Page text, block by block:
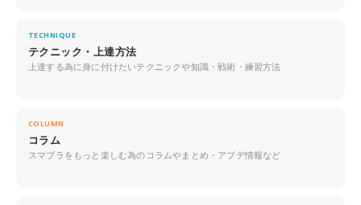
TECHNIQUE
テクニック・上達方法
上達する為に身に付けたいテクニックや知識・戦術・練習方法
COLUMN
コラム
スマブラをもっと楽しむ為のコラムやまとめ・アプデ情報など